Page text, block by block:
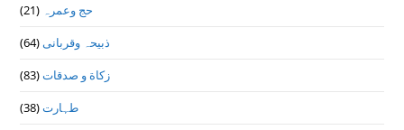
حج وعمرہ (21)
ذبیحہ وقربانی(64)
زکاة و صدقات(83)
طہارت(38)